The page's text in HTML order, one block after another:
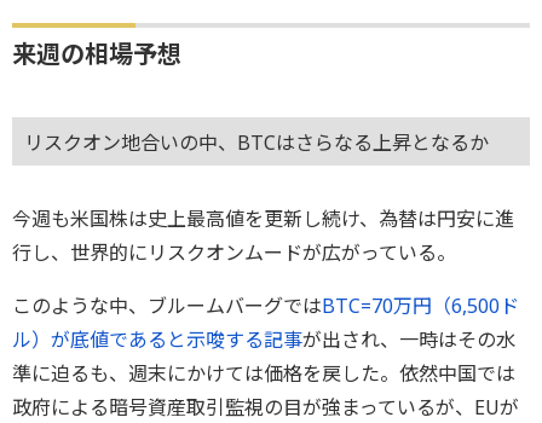
来週の相場予想
リスクオン地合いの中、BTCはさらなる上昇となるか
今週も米国株は史上最高値を更新し続け、為替は円安に進
行し、世界的にリスクオンムードが広がっている。
このような中、ブルームバーグではBTC=70万円（6,500ド
ル）が底値であると示唆する記事が出され、一時はその水
準に迫るも、週末にかけては価格を戻した。依然中国では
政府による暗号資産取引監視の目が強まっているが、EUが